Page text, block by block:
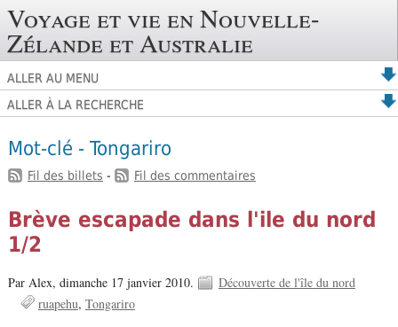
Voyage et vie en Nouvelle-
Zélande et Australie
ALLER AU MENU
ALLER À LA RECHERCHE
Mot-clé - Tongariro
Fil des billets - Fil des commentaires
Brève escapade dans l'ile du nord
1/2
Par Alex, dimanche 17 janvier 2010.
Découverte de l'île du nord
ruapehu Tongariro